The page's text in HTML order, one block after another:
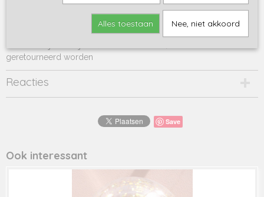
Opblaasartikelen (zoals
geretourneerd worden
Reacties
Save
Ook interessant
Alles toestaan Nee, niet akkoord